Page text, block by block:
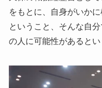
をもとに、自身がいか
ということ、そんな自
の人に可能性があるとい